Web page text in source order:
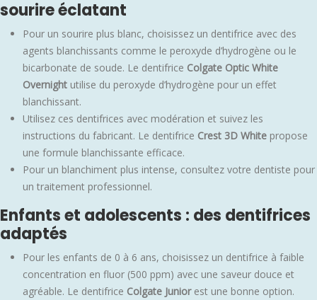
sourire éclatant
Pour un sourire plus blanc, choisissez un dentifrice avec des
agents blanchissants comme le peroxyde d’hydrogène ou le
bicarbonate de soude. Le dentifrice Colgate Optic White
Overnight utilise du peroxyde d’hydrogène pour un effet
blanchissant.
Utilisez ces dentifrices avec modération et suivez les
instructions du fabricant. Le dentifrice Crest 3D White propose
une formule blanchissante efficace.
Pour un blanchiment plus intense, consultez votre dentiste pour
un traitement professionnel.
Enfants et adolescents : des dentifrices
adaptés
Pour les enfants de 0 à 6 ans, choisissez un dentifrice à faible
concentration en fluor (500 ppm) avec une saveur douce et
agréable. Le dentifrice Colgate Junior est une bonne option.